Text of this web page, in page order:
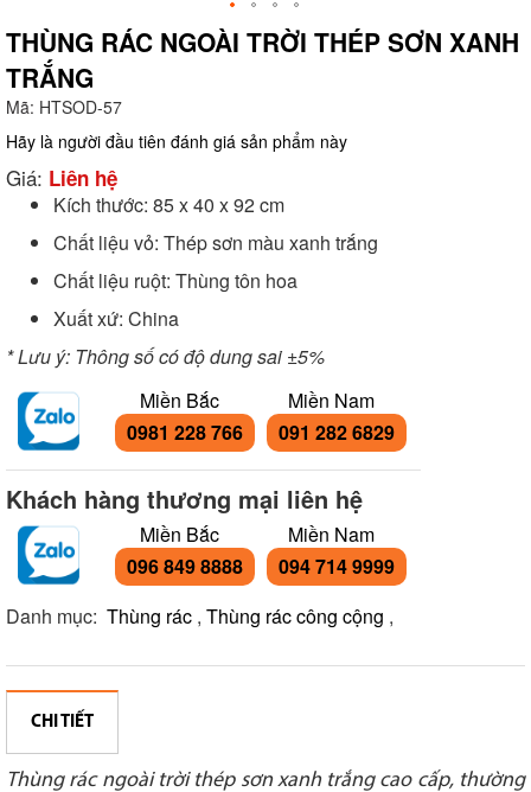
THÙNG RÁC NGOÀI TRỜI THÉP SƠN XANH
TRẮNG
Mã: HTSOD-57
Hãy là người đầu tiên đánh giá sản phẩm này
Giá: Liên hệ
Kích thước: 85 x 40 x 92 cm
Chất liệu vỏ: Thép sơn màu xanh trắng
Chất liệu ruột: Thùng tôn hoa
Xuất xứ: China
* Lưu ý: Thông số có độ dung sai ±5%
Miền Bắc
0981 228 766
Miền Nam
091 282 6829
Khách hàng thương mại liên hệ
Miền Bắc
096 849 8888
Miền Nam
094 714 9999
Danh mục: Thùng rác , Thùng rác công cộng ,
CHI TIẾT
Thùng rác ngoài trời thép sơn xanh trắng cao cấp, thường